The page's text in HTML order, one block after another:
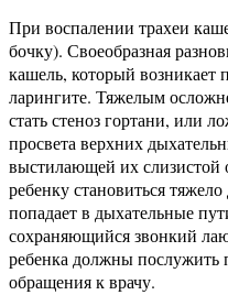
При воспалении трахеи
бочку). Своеобразная
кашель, который
ларингите. Тяжелым
стать стеноз гортани, или
просвета верхних
выстилающей их слизистой
ребенку становиться
попадает в дыхательные
сохраняющийся звонкий
ребенка должны послужить
обращения к врачу.